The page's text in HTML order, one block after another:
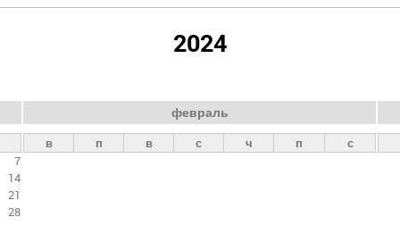
2024
7
14
21
28
февраль
в п в с ч п с